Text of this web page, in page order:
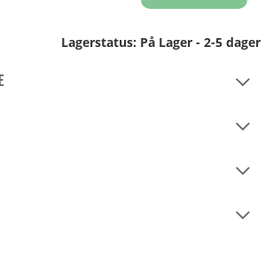
Lagerstatus: På Lager - 2-5 dager